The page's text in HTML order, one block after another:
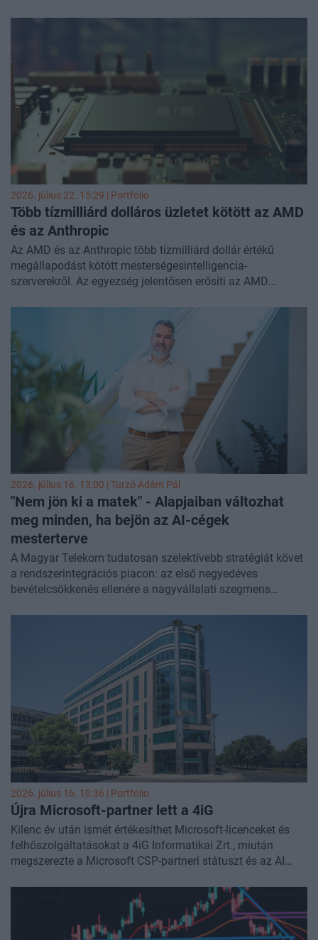
2026. július 22. 15:29 | Portfolio
Több tízmilliárd dolláros üzletet kötött az AMD
és az Anthropic
Az AMD és az Anthropic több tízmilliárd dollár értékű
megállapodást kötött mesterségesintelligencia-
szerverekről. Az egyezség jelentősen erősíti az AMD
számítási kapacitást - jelentette a
2026. július 16. 13:00 | Turzó Ádám Pál
"Nem jön ki a matek" - Alapjaiban változhat
meg minden, ha bejön az AI-cégek
mesterterve
A Magyar Telekom tudatosan szelektívebb stratégiát követ
a rendszerintegrációs piacon: az első negyedéves
bevételcsökkenés ellenére a nagyvállalati szegmens
arányának köszönhetően – mondja lapunknak Gonda
Gábor. A Telekom nem szeretné a 4iG korábbi állami
dominanciáját megörökölni, ehelyett saját útját járja mind
a privát, mind az állami szférában. A Magyar Telekom
vezérigazgató-helyettese arra figyelmeztet, a globális AI-
infrastruktúrába áramló gigaberuházások hosszú távon
nem fenntarthatóak, a tokenköltségek drasztikus
emelkedése komoly kockázatot jelent. Gonda szerint
Európa adatkolóniává vált az USA–Kína technológiai
versenyben, Magyarország számára pedig a humántőke és
az innovációs képesség jelenti a legfontosabb kitörési
pontot.
2026. július 16. 10:36 | Portfolio
Újra Microsoft-partner lett a 4iG
Kilenc év után ismét értékesíthet Microsoft-licenceket és
felhőszolgáltatásokat a 4iG Informatikai Zrt., miután
megszerezte a Microsoft CSP-partneri státuszt és az AI